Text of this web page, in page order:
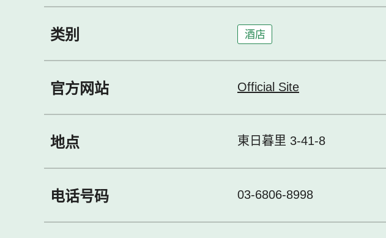
类别 酒店
官方网站 Official Site
地点 東日暮里 3-41-8
电话号码 03-6806-8998